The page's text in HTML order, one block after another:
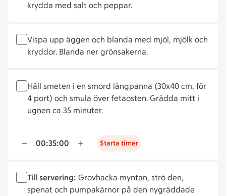
krydda med salt och peppar.
Vispa upp äggen och blanda med mjöl, mjölk och
kryddor. Blanda ner grönsakerna.
Häll smeten i en smord långpanna (30x40 cm, för
4 port) och smula över fetaosten. Grädda mitt i
ugnen ca 35 minuter.
00:35:00 Starta timer
Till servering: Grovhacka myntan, strö den,
spenat och pumpakärnor på den nygräddade